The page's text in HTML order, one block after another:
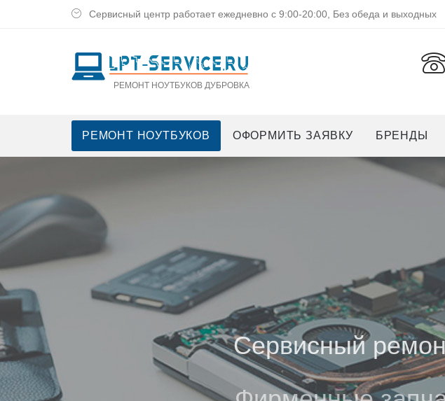
Сервисный центр работает ежедневно с 9:00-20:00, Без обеда и выходных
РЕМОНТ НОУТБУКОВ ДУБРОВКА
РЕМОНТ НОУТБУКОВ ОФОРМИТЬ ЗАЯВКУ БРЕНДЫ
Сервисный
Фирменные